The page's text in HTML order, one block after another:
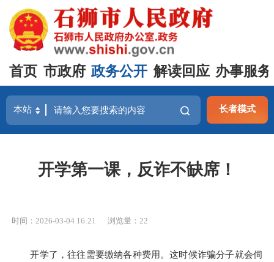
首页 市政府 政务公开 解读回应 办事服务
长者模式
开学第一课，反诈不缺席！
时间：2026-03-04 16:21 浏览量： 22
开学了，往往需要缴纳各种费用。这时候诈骗分子就会伺